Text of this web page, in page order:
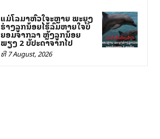
ແມ່ໂລມາຫົວໃຈສະຫຼາຍ ພະຍຸງ
ຮ່າງລູກນ້ອຍໄຮ້ລົມຫາຍໃຈບໍ່
ຍອມຈາກລາ ຫຼັງລູກນ້ອຍ
ພຽງ 2 ສັບປະດາຈາກໄປ
ທີ 7 August, 2026